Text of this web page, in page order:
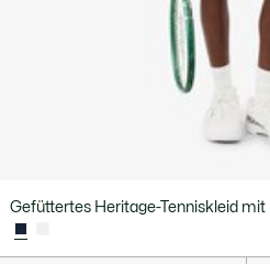
Gefüttertes Heritage-Tenniskleid mit